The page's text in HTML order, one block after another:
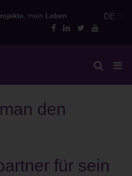
to , mein Leben DE
den
für sein